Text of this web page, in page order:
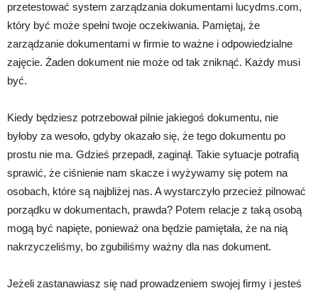
przetestować system zarządzania dokumentami lucydms.com,
który być może spełni twoje oczekiwania. Pamiętaj, że
zarządzanie dokumentami w firmie to ważne i odpowiedzialne
zajęcie. Żaden dokument nie może od tak zniknąć. Każdy musi
być.
Kiedy będziesz potrzebował pilnie jakiegoś dokumentu, nie
byłoby za wesoło, gdyby okazało się, że tego dokumentu po
prostu nie ma. Gdzieś przepadł, zaginął. Takie sytuacje potrafią
sprawić, że ciśnienie nam skacze i wyżywamy się potem na
osobach, które są najbliżej nas. A wystarczyło przecież pilnować
porządku w dokumentach, prawda? Potem relacje z taką osobą
mogą być napięte, ponieważ ona będzie pamiętała, że na nią
nakrzyczeliśmy, bo zgubiliśmy ważny dla nas dokument.
Jeżeli zastanawiasz się nad prowadzeniem swojej firmy i jesteś